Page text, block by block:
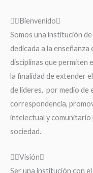
Bienvenido
Somos una institución
dedicada a la enseñanza
disciplinas que permiten
la finalidad de extender
de líderes, por medio de
correspondencia,
intelectual y
sociedad.
Visión
Ser una institución con